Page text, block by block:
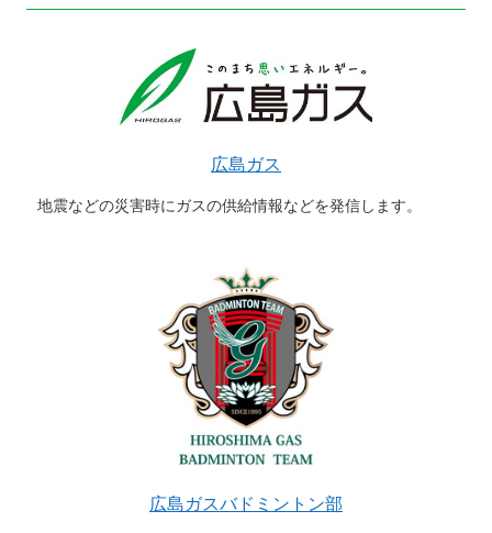
広島ガス
地震などの災害時にガスの供給情報などを発信します。
広島ガスバドミントン部